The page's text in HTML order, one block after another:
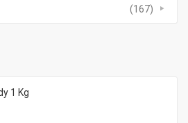
(167)
1 Kg